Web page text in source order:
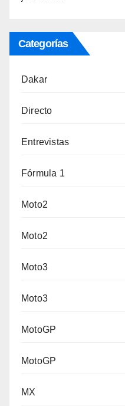
Categorías
Dakar
Directo
Entrevistas
Fórmula 1
Moto2
Moto2
Moto3
Moto3
MotoGP
MotoGP
MX